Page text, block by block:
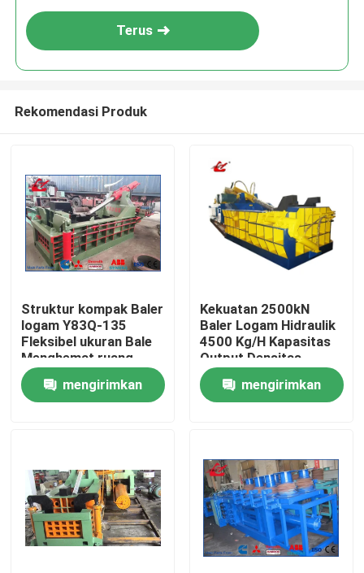
Produk
Terus
Rekomendasi Produk
Struktur kompak Baler
logam Y83Q-135
Fleksibel ukuran Bale
Menghemat ruang
Desain Konsumsi
energi rendah
mengirimkan
Kekuatan 2500kN
Baler Logam Hidraulik
4500 Kg/H Kapasitas
Output Densitas
Tinggi
mengirimkan